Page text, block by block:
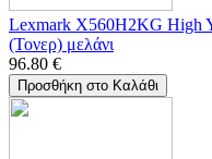
Lexmark X560H2KG High
(Τονερ) μελάνι
96.80 €
Προσθήκη στο Καλάθι